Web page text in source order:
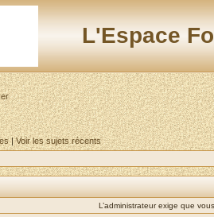
L'Espace
|Voir les sujets récents
L’administrateur exige que